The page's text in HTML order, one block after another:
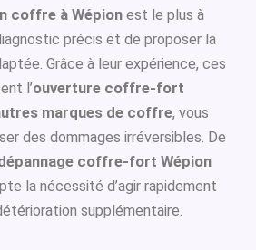
coffre à Wépion est le plus à
précis et de proposer la
Grâce à leur expérience, ces
l’ouverture coffre-fort
marques de coffre, vous
des dommages irréversibles. De
coffre-fort Wépion
la nécessité d’agir rapidement
supplémentaire.